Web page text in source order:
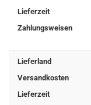
Lieferzeit
Zahlungsweisen
Lieferland
Versandkosten
Lieferzeit